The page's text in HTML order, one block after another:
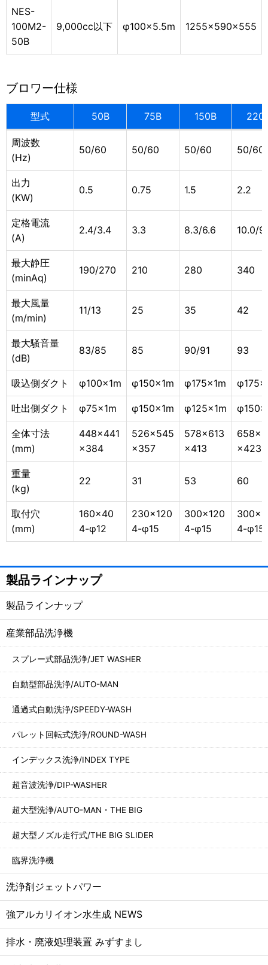
NES-
100M2-
50B
9,000cc以下 φ100×5.5m 1255×590×555
ブロワー仕様
型式 50B 75B 150B
周波数
(Hz)
50/60 50/60 50/60 50/60
出力
(KW)
0.5 0.75 1.5 2.2
定格電流
(A)
2.4/3.4 3.3 8.3/6.6 10.0/
最大静圧
(minAq)
190/270 210 280 340
最大風量
(m/min)
11/13 25 35 42
最大騒音量
(dB)
83/85 85 90/91 93
吸込側ダクト φ100×1m φ150×1m φ175×1m
吐出側ダクト φ75×1m φ150×1m φ125×1m
全体寸法
(mm)
448×441
×384
526×545
×357
578×613
×413
×423
重量
(kg)
22 31 53 60
取付穴
(mm)
160×40
4-φ12
230×120
4-φ15
300×120
4-φ15
4-φ15
製品ラインナップ
製品ラインナップ
産業部品洗浄機
スプレー式部品洗浄/JET WASHER
自動型部品洗浄/AUTO-MAN
通過式自動洗浄/SPEEDY-WASH
パレット回転式洗浄/ROUND-WASH
インデックス洗浄/INDEX TYPE
超音波洗浄/DIP-WASHER
超大型洗浄/AUTO-MAN・THE BIG
超大型ノズル走行式/THE BIG SLIDER
臨界洗浄機
洗浄剤ジェットパワー
強アルカリイオン水生成 NEWS
排水・廃液処理装置 みずすまし